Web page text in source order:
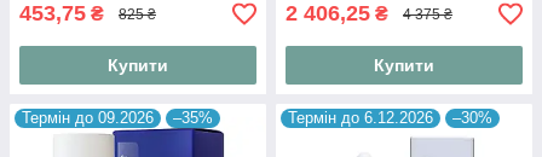
453,75 ₴ 825 ₴
Купити
2 406,25 ₴ 4 375 ₴
Купити
Термін до 09.2026 –35% Термін до 6.12.2026 –30%